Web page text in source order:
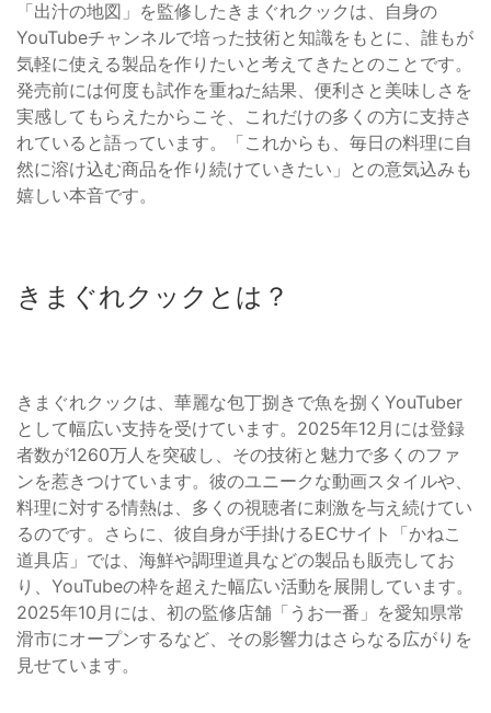
「出汁の地図」を監修したきまぐれクックは、自身の
YouTubeチャンネルで培った技術と知識をもとに、誰もが
気軽に使える製品を作りたいと考えてきたとのことです。
発売前には何度も試作を重ねた結果、便利さと美味しさを
実感してもらえたからこそ、これだけの多くの方に支持さ
れていると語っています。「これからも、毎日の料理に自
然に溶け込む商品を作り続けていきたい」との意気込みも
嬉しい本音です。
きまぐれクックとは？
きまぐれクックは、華麗な包丁捌きで魚を捌くYouTuber
として幅広い支持を受けています。2025年12月には登録
者数が1260万人を突破し、その技術と魅力で多くのファ
ンを惹きつけています。彼のユニークな動画スタイルや、
料理に対する情熱は、多くの視聴者に刺激を与え続けてい
るのです。さらに、彼自身が手掛けるECサイト「かねこ
道具店」では、海鮮や調理道具などの製品も販売してお
り、YouTubeの枠を超えた幅広い活動を展開しています。
2025年10月には、初の監修店舗「うお一番」を愛知県常
滑市にオープンするなど、その影響力はさらなる広がりを
見せています。